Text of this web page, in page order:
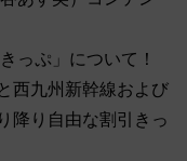
っぷ」について！
西九州新幹線および
降り自由な割引きっ